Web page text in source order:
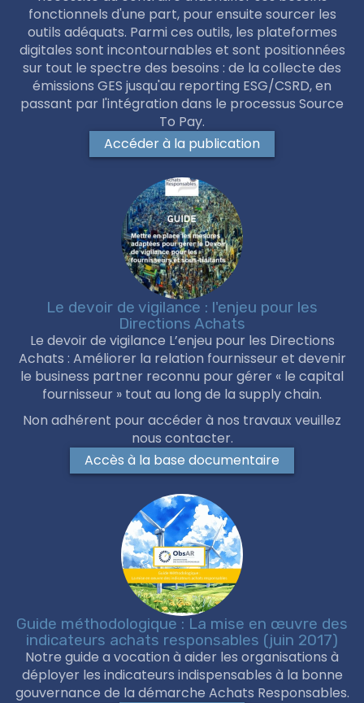
fonctionnels d'une part, pour ensuite sourcer les
outils adéquats. Parmi ces outils, les plateformes
digitales sont incontournables et sont positionnées
sur tout le spectre des besoins : de la collecte des
émissions GES jusqu'au reporting ESG/CSRD, en
passant par l'intégration dans le processus Source
To Pay.
Accéder à la publication
Le devoir de vigilance : l'enjeu pour les
Directions Achats
Le devoir de vigilance L’enjeu pour les Directions
Achats : Améliorer la relation fournisseur et devenir
le business partner reconnu pour gérer « le capital
fournisseur » tout au long de la supply chain.
Non adhérent pour accéder à nos travaux veuillez
nous contacter.
Accès à la base documentaire
Guide méthodologique : La mise en œuvre des
indicateurs achats responsables (juin 2017)
Notre guide a vocation à aider les organisations à
déployer les indicateurs indispensables à la bonne
gouvernance de la démarche Achats Responsables.